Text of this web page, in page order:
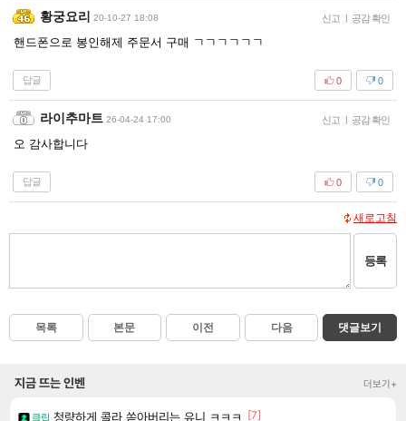
황궁요리 20-10-27 18:08 신고 | 공감 확인
핸드폰으로 봉인해제 주문서 구매 ㄱㄱㄱㄱㄱㄱ
답글 0
0
라이추마트 26-04-24 17:00 신고 | 공감 확인
오 감사합니다
답글 0
0
새로고침
등록
목록 본문 이전 다음 댓글보기
지금 뜨는 인벤 더보기+
클립 청량하게 콜라 쏟아버리는 유니 ㅋㅋㅋ
[7]